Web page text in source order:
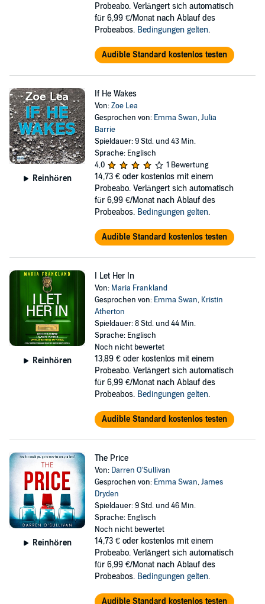
Probeabo. Verlängert sich automatisch
für 6,99 €/Monat nach Ablauf des
Probeabos. Bedingungen gelten.
Audible Standard kostenlos testen
Reinhören
If He Wakes
Von:Zoe Lea
Gesprochen von: Emma Swan,Julia
Barrie
Spieldauer: 9 Std. und 43 Min.
Sprache: Englisch
4,0
1 Bewertung
14,73 € oder kostenlos mit einem
Probeabo. Verlängert sich automatisch
für 6,99 €/Monat nach Ablauf des
Probeabos. Bedingungen gelten.
Audible Standard kostenlos testen
Reinhören
I Let Her In
Von: Maria Frankland
Gesprochen von: Emma Swan, Kristin
Atherton
Spieldauer: 8 Std. und 44 Min.
Sprache: Englisch
Noch nicht bewertet
13,89 € oder kostenlos mit einem
Probeabo. Verlängert sich automatisch
für 6,99 €/Monat nach Ablauf des
Probeabos. Bedingungen gelten.
Audible Standard kostenlos testen
Reinhören
The Price
Von: Darren O’Sullivan
Gesprochen von: Emma Swan,James
Dryden
Spieldauer: 9 Std. und 46 Min.
Sprache: Englisch
Noch nicht bewertet
14,73 € oder kostenlos mit einem
Probeabo. Verlängert sich automatisch
für 6,99 €/Monat nach Ablauf des
Probeabos. Bedingungen gelten.
Audible Standard kostenlos testen